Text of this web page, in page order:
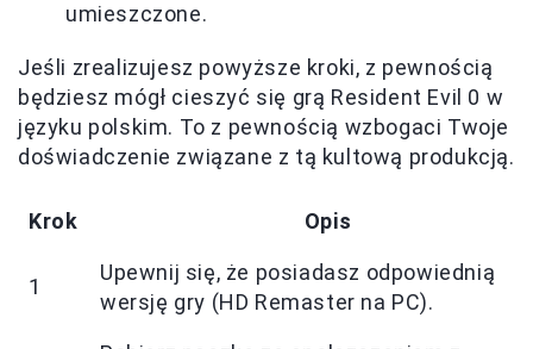
umieszczone.
Jeśli zrealizujesz powyższe kroki, z pewnością
będziesz mógł cieszyć się grą Resident Evil 0 w
języku polskim. To z pewnością wzbogaci Twoje
doświadczenie związane z tą kultową produkcją.
Krok Opis
1
Upewnij się, że posiadasz odpowiednią
wersję gry (HD Remaster na PC).